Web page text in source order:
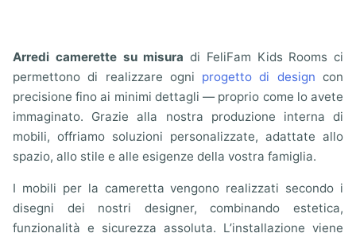
Arredi camerette su misura di FeliFam Kids Rooms ci
permettono di realizzare ogni progetto di design con
precisione fino ai minimi dettagli — proprio come lo avete
immaginato. Grazie alla nostra produzione interna di
mobili, offriamo soluzioni personalizzate, adattate allo
spazio, allo stile e alle esigenze della vostra famiglia.
I mobili per la cameretta vengono realizzati secondo i
disegni dei nostri designer, combinando estetica,
funzionalità e sicurezza assoluta. L’installazione viene